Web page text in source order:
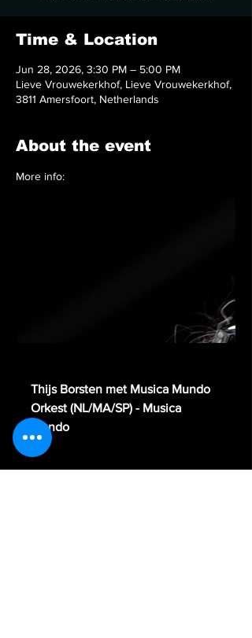
Time & Location
Jun 28, 2026, 3:30 PM – 5:00 PM
Lieve Vrouwekerkhof, Lieve Vrouwekerkhof,
3811 Amersfoort, Netherlands
About the event
More info:
Thijs Borsten met Musica Mundo
Orkest (NL/MA/SP) - Musica
Mundo
hijs BorstenOok deze editie bepaalt de